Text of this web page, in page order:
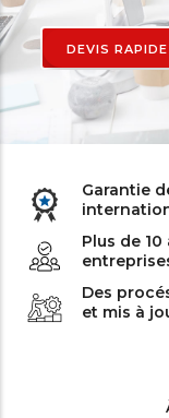
DEVIS RAPIDE
Garantie
Plus de
Des
et mis à